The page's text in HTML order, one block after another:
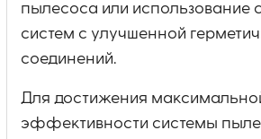
пылесоса или использование
систем с улучшенной
соединений.
Для достижения
эффективности системы